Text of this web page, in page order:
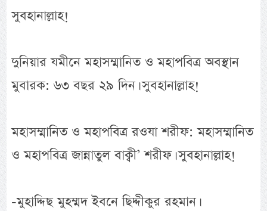
সুবহানাল্লাহ!
দুনিয়ার যমীনে মহাসম্মানিত ও মহাপবিত্র অবস্থান
মুবারক: ৬৩ বছর ২৯ দিন। সুবহানাল্লাহ!
মহাসম্মানিত ও মহাপবিত্র রওযা শরীফ: মহাসম্মানিত
ও মহাপবিত্র জান্নাতুল বাক্বী’ শরীফ। সুবহানাল্লাহ!
-মুহাদ্দিছ মুহম্মদ ইবনে ছিদ্দীকুর রহমান।